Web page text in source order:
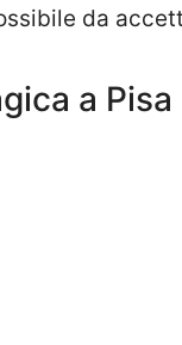
da
a Pisa